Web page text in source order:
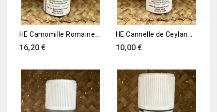
Prix
16,20 €
HE Cannelle de Ceylan...
Prix
10,00 €